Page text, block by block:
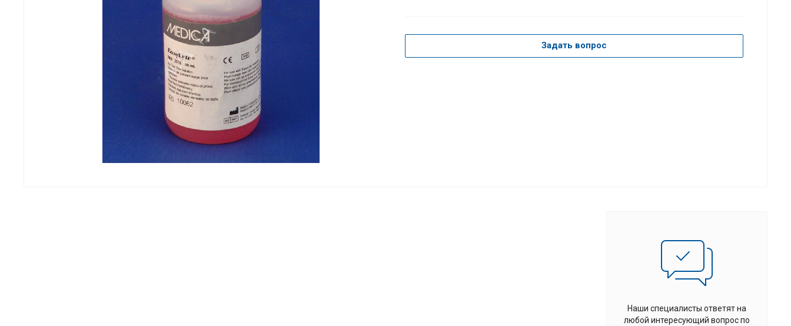
Задать вопрос
Наши специалисты ответят на
любой интересующий вопрос по